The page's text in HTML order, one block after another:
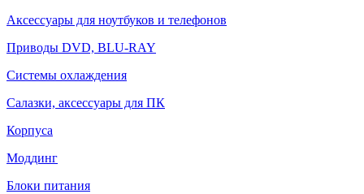
Аксессуары для ноутбуков и телефонов
Приводы DVD, BLU-RAY
Системы охлаждения
Салазки, аксессуары для ПК
Корпуса
Моддинг
Блоки питания